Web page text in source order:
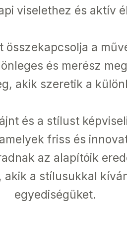
viselethez és aktív
a
és merész
akik szeretik a
és a stílust
friss és
az alapítóik
a stílusukkal
egyediségüket.